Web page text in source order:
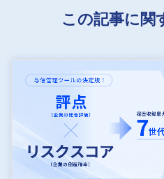
この記事に関